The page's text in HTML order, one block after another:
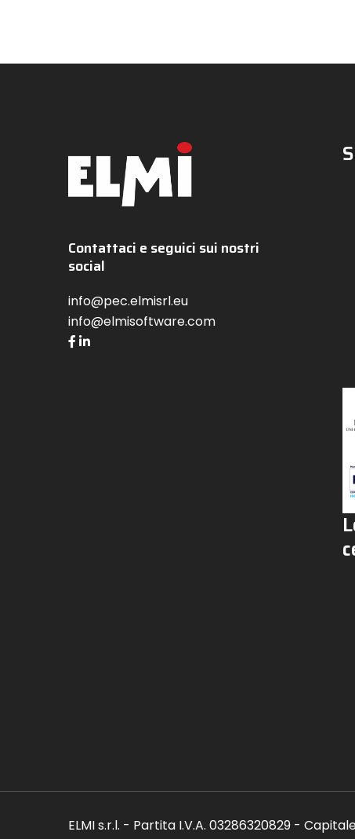
Contattaci e seguici sui nostri
social
info@pec.elmisrl.eu
info@elmisoftware.com
ELMI s.r.l. - Partita I.V.A. 03286320829 -